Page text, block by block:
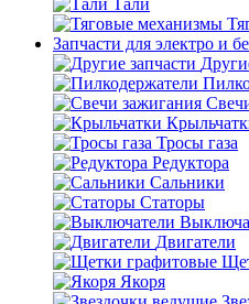
Тали
Запчасти для электро и
Тросы газа
Редуктора
Сальники
Статоры
Двигатели
Якоря